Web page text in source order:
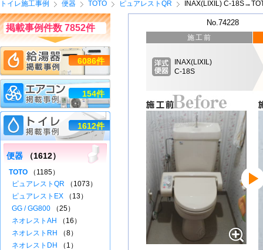
トイレ施工事例 便器 TOTO ピュアレストQR INAX(LIXIL) C-
No.74228
施工前
INAX(LIXIL)
C-18S
掲載事例件数 7852件
6086件
154件
1612件
便器 （1612）
TOTO （1185）
ピュアレストQR （1073）
ピュアレストEX （13）
GG / GG800 （25）
ネオレストAH
（16）
ネオレストRH
（8）
ネオレストDH
（1）